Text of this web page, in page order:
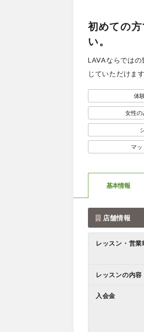
初めての
い。
LAVAならでは
じていただけま
体
女性の
マ
基本情報
店舗情報
レッスン・営業
レッスンの内容
入会金